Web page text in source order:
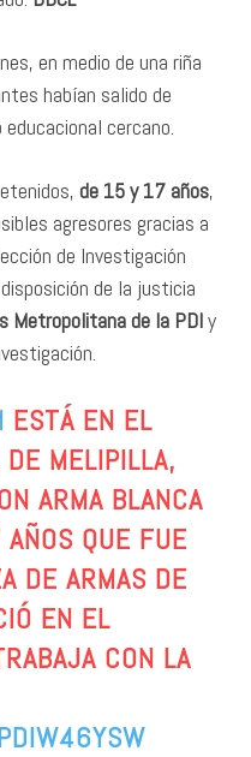
en medio de una riña
habían salido de
cercano.
de 15 y 17 años,
agresores gracias a
de Investigación
de la justicia
Metropolitana de la PDIy
ESTÁ EN EL
MELIPILLA,
ARMA BLANCA
QUE FUE
DE ARMAS DE
EN EL
CON LA